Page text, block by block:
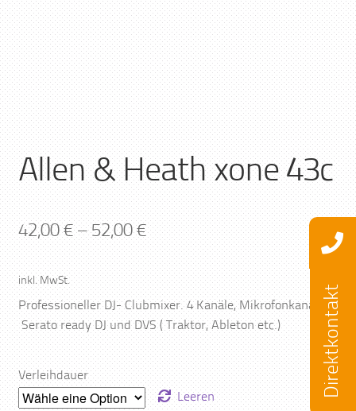
Allen & Heath xone 43c
42,00€–52,00€
inkl. MwSt.
Professioneller DJ- Clubmixer. 4 Kanäle, Mikrofonkanal,
Serato ready DJ und DVS ( Traktor, Ableton etc.)
Verleihdauer
Leeren
Direktkontakt